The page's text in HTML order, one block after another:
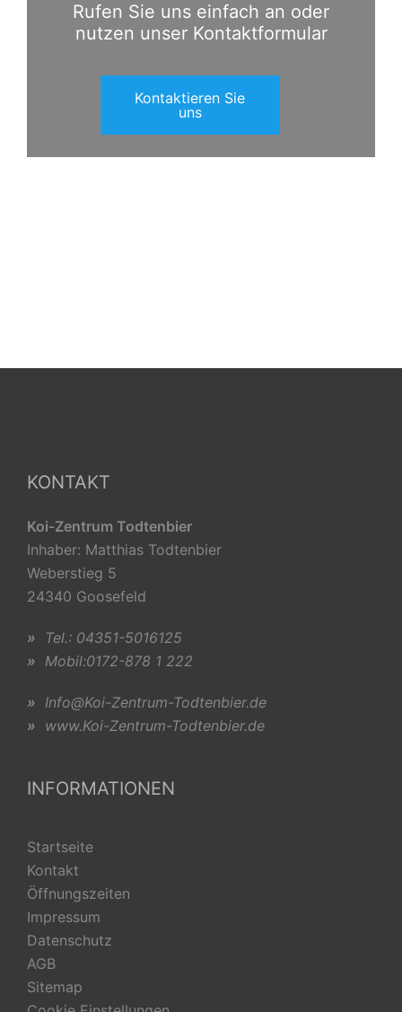
Rufen Sie uns einfach an oder
nutzen unser Kontaktformular
Kontaktieren Sie
uns
KONTAKT
Koi-Zentrum Todtenbier
Inhaber: Matthias Todtenbier
Weberstieg 5
24340 Goosefeld
» Tel.: 04351-5016125
» Mobil:0172-878 1 222
» Info@Koi-Zentrum-Todtenbier.de
» www.Koi-Zentrum-Todtenbier.de
INFORMATIONEN
Startseite
Kontakt
Öffnungszeiten
Impressum
Datenschutz
AGB
Sitemap